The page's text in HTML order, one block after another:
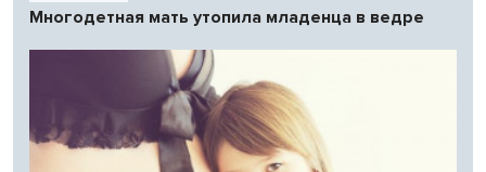
Многодетная мать утопила младенца в ведре